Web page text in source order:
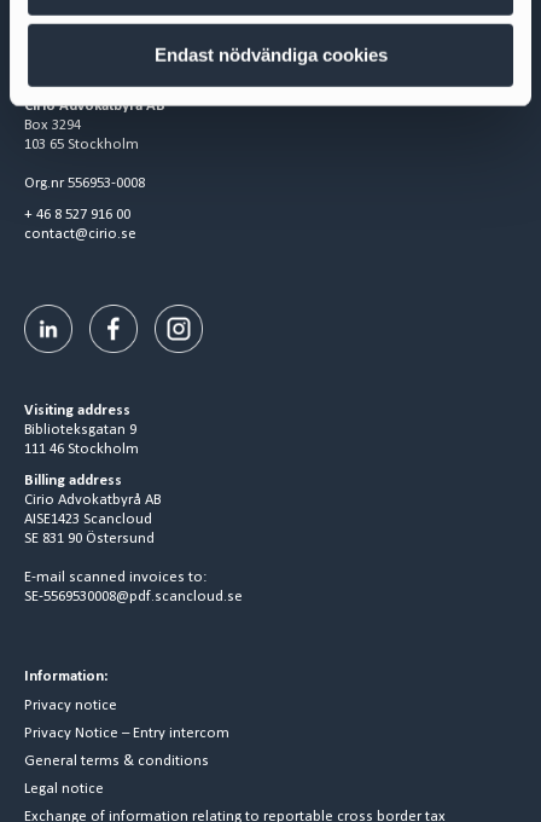
Endast nödvändiga cookies
Cirio Advokatbyrå AB
Box 3294
103 65 Stockholm
Org.nr 556953-0008
+ 46 8 527 916 00
contact@cirio.se
Visiting address
Biblioteksgatan 9
111 46 Stockholm
Billing address
Cirio Advokatbyrå AB
AISE1423 Scancloud
SE 831 90 Östersund
E-mail scanned invoices to:
SE-5569530008@pdf.scancloud.se
Information:
Privacy notice
Privacy Notice – Entry intercom
General terms & conditions
Legal notice
Exchange of information relating to reportable cross border tax